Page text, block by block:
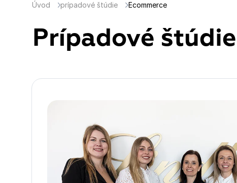
Úvod prípadové štúdie Ecommerce
Prípadové štúdie